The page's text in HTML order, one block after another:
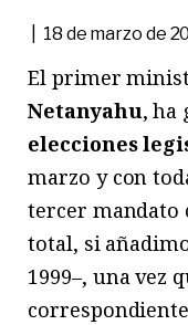
| 18 de marzo de
El primer
Netanyahu, ha
elecciones
marzo y con
tercer mandato
total, si
1999–, una vez